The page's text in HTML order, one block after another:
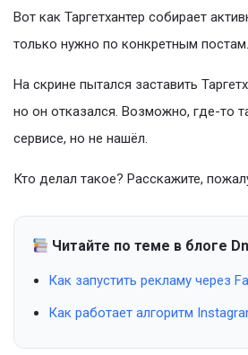
Вот как Таргетхантер собирает
только нужно по конкретным постам.
На скрине пытался заставить
но он отказался. Возможно, где-то
сервисе, но не нашёл.
Кто делал такое? Расскажите,
Читайте по теме в блоге
Как запустить рекламу через
Как работает алгоритм